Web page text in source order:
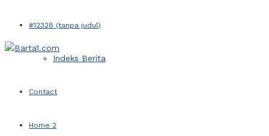
#12328 (tanpa judul)
Indeks Berita
Contact
Home 2